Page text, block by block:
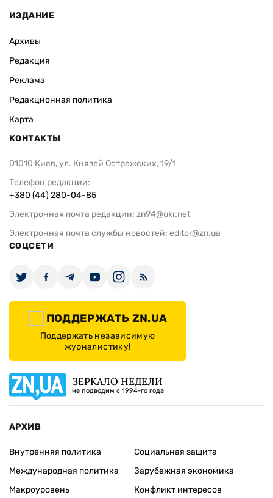
ИЗДАНИЕ
Архивы
Редакция
Реклама
Редакционная политика
Карта
КОНТАКТЫ
01010 Киев, ул. Князей Острожских, 19/1
Телефон редакции:
+380 (44) 280-04-85
Электронная почта редакции: zn94@ukr.net
Электронная почта службы новостей: editor@zn.ua
СОЦСЕТИ
ПОДДЕРЖАТЬ ZN.UA
Поддержать независимую
журналистику!
ЗЕРКАЛО НЕДЕЛИ
не подводим с 1994-го года
АРХИВ
Внутренняя политика
Международная политика
Макроуровень
Социальная защита
Зарубежная экономика
Конфликт интересов